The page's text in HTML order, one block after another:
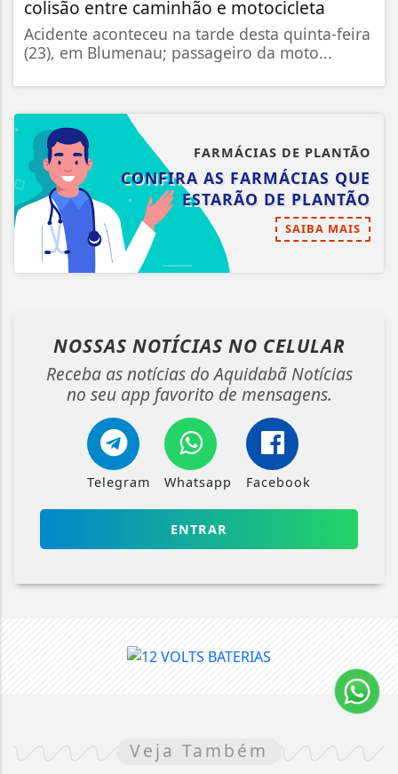
colisão entre caminhão e motocicleta
Acidente aconteceu na tarde desta quinta-feira
(23), em Blumenau; passageiro da moto...
FARMÁCIAS DE PLANTÃO
CONFIRA AS FARMÁCIAS QUE
ESTARÃO DE PLANTÃO
SAIBA MAIS
NOSSAS NOTÍCIAS NO CELULAR
Receba as notícias do Aquidabã Notícias
no seu app favorito de mensagens.
Telegram Whatsapp Facebook
ENTRAR
Veja Também